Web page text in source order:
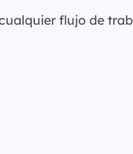
flujo de